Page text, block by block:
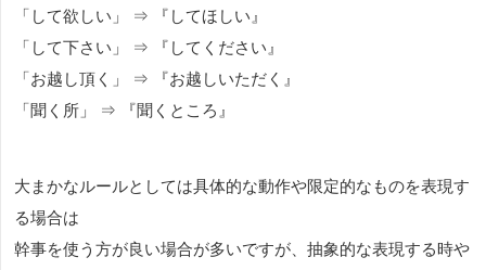
「して欲しい」 ⇒ 『してほしい』
「して下さい」 ⇒ 『してください』
「お越し頂く」 ⇒ 『お越しいただく』
「聞く所」 ⇒ 『聞くところ』
大まかなルールとしては具体的な動作や限定的なものを表現す
る場合は
幹事を使う方が良い場合が多いですが、抽象的な表現する時や